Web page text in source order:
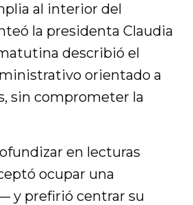
al interior del
la presidenta Claudia
describió el
orientado a
sin comprometer la
en lecturas
ocupar una
y prefirió centrar su